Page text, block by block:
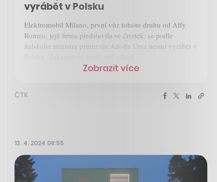
vyrábět v Polsku
Elektromobil Milano, první vůz tohoto druhu od Alfy
Romeo, jejž firma představila ve čtvrtek, se podle
italského ministra průmyslu Adolfa Ursa nesmí vyrábět v
Zobrazit více
ČTK
13. 4. 2024 08:55